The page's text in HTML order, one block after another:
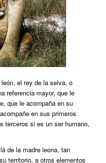
el rey de la selva, o
referencia mayor, que le
que le acompaña en su
en sus primeros
terceros si es un ser humano,
de la madre leona, tan
territorio, a otros elementos